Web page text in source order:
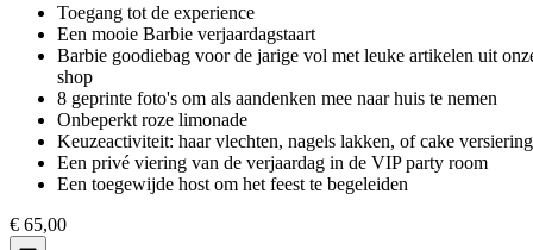
Toegang tot de experience
Een mooie Barbie verjaardagstaart
Barbie goodiebag voor de jarige vol met leuke artikelen uit
shop
8 geprinte foto's om als aandenken mee naar huis te nemen
Onbeperkt roze limonade
Keuzeactiviteit: haar vlechten, nagels lakken, of cake versiering
Een privé viering van de verjaardag in de VIP party room
Een toegewijde host om het feest te begeleiden
€ 65,00